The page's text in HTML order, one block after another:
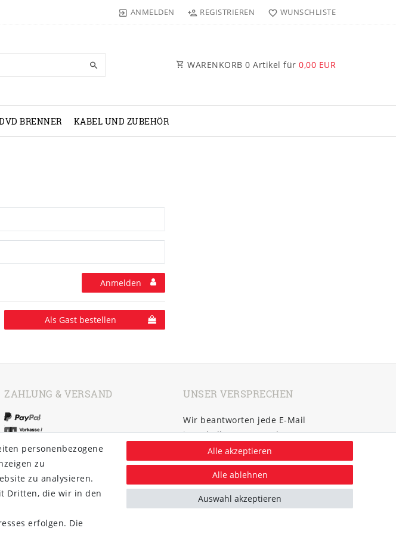
ANMELDEN REGISTRIEREN WUNSCHLISTE
WARENKORB 0 Artikel für 0,00 EUR
BRENNER KABEL UND ZUBEHÖR
Anmelden
Als Gast bestellen
ZAHLUNG & VERSAND UNSER VERSPRECHEN
Wir beantworten jede E-Mail
innerhalb von 6 Stunden!
An 7 Tagen die Woche, bis 22:00 Uhr!
sales@pulse120.de
Unser Telefonsupport ist Montag-
Freitag
personenbezogene
zu
zu analysieren.
Dritten, die wir in den
erfolgen. Die
Alle akzeptieren
Alle ablehnen
Auswahl akzeptieren